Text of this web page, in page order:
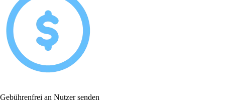
Gebührenfrei an Nutzer senden